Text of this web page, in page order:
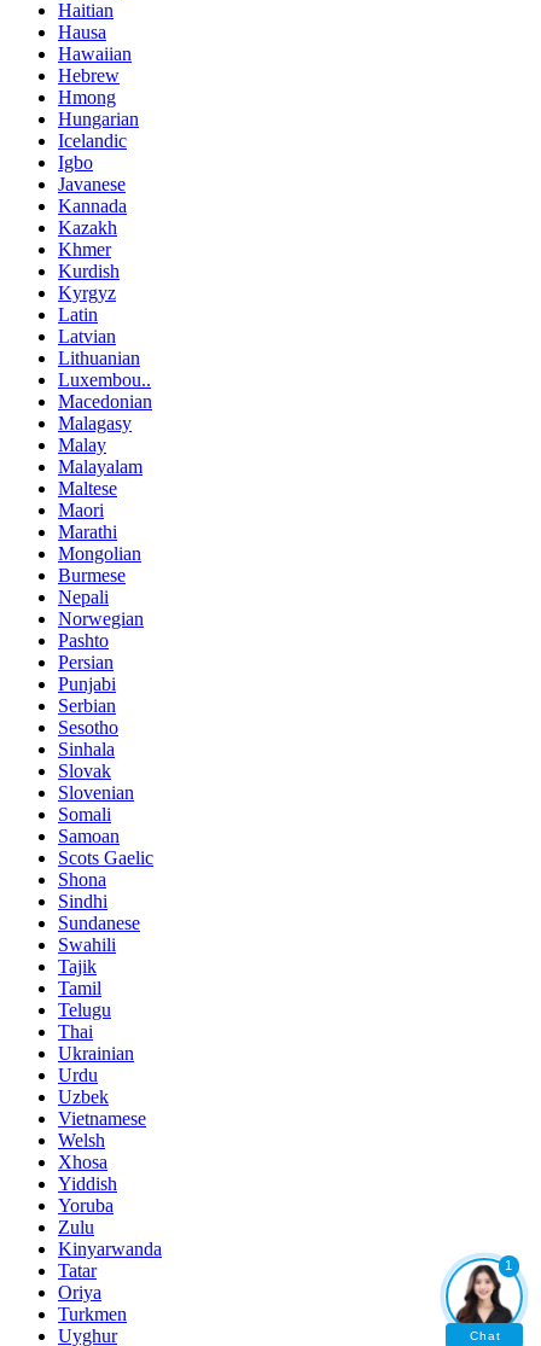
Haitian
Hausa
Hawaiian
Hebrew
Hmong
Hungarian
Icelandic
Igbo
Javanese
Kannada
Kazakh
Khmer
Kurdish
Kyrgyz
Latin
Latvian
Lithuanian
Luxembou..
Macedonian
Malagasy
Malay
Malayalam
Maltese
Maori
Marathi
Mongolian
Burmese
Nepali
Norwegian
Pashto
Persian
Punjabi
Serbian
Sesotho
Sinhala
Slovak
Slovenian
Somali
Samoan
Scots Gaelic
Shona
Sindhi
Sundanese
Swahili
Tajik
Tamil
Telugu
Thai
Ukrainian
Urdu
Uzbek
Vietnamese
Welsh
Xhosa
Yiddish
Yoruba
Zulu
Kinyarwanda
Tatar
Oriya
Turkmen
Uyghur
1
Chat